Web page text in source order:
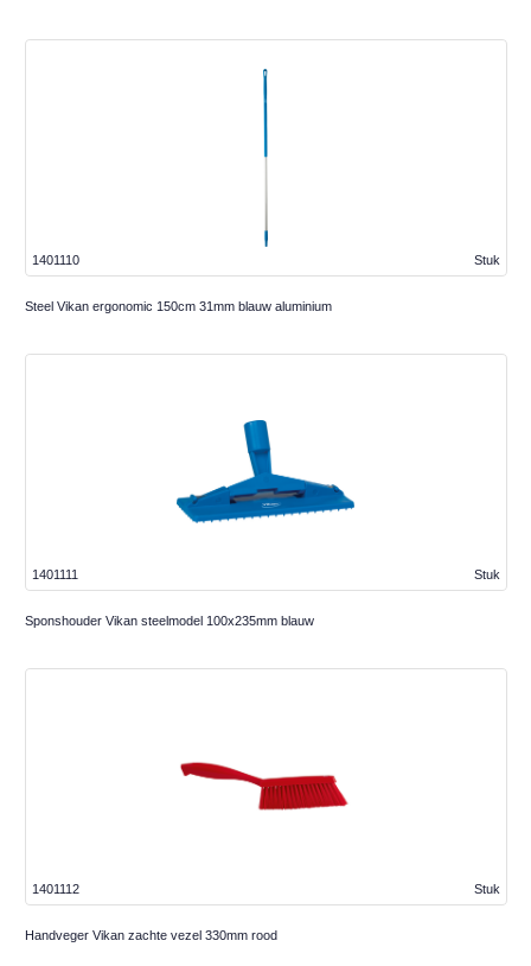
Stuk
1401110
Steel Vikan ergonomic 150cm 31mm blauw aluminium
Stuk
1401111
Sponshouder Vikan steelmodel 100x235mm blauw
Stuk
1401112
Handveger Vikan zachte vezel 330mm rood